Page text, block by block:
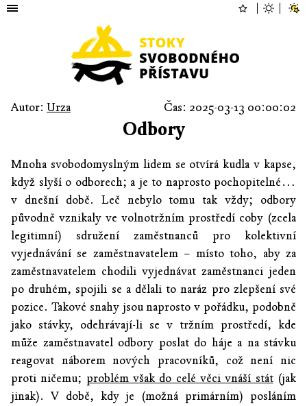
Autor: Urza Čas: 2025-03-13 00:00:02
Odbory
Mnoha svobodomyslným lidem se otvírá kudla v kapse,
když slyší o odborech; a je to naprosto pochopitelné…
v dnešní době. Leč nebylo tomu tak vždy; odbory
původně vznikaly ve volnotržním prostředí coby (zcela
legitimní) sdružení zaměstnanců pro kolektivní
vyjednávání se zaměstnavatelem – místo toho, aby za
zaměstnavatelem chodili vyjednávat zaměstnanci jeden
po druhém, spojili se a dělali to naráz pro zlepšení své
pozice. Takové snahy jsou naprosto v pořádku, podobně
jako stávky, odehrávají-li se v tržním prostředí, kde
může zaměstnavatel odbory poslat do háje a na stávku
reagovat náborem nových pracovníků, což není nic
proti ničemu; problém však do celé věci vnáší stát(jak
jinak). V době, kdy je (možná primárním) posláním